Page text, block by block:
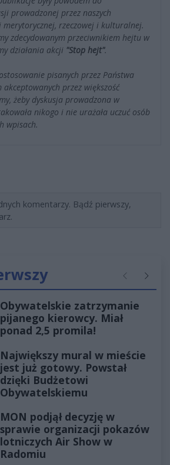
prowadzonej przez naszych
merytorycznej, rzeczowej i kulturalnej.
zdecydowanym przeciwnikiem hejtu w
działania akcji "Stop hejt".
pisanych przez Państwa
przez większość
żeby dyskusja prowadzona w
nikogo i nie urażała uczuć osób
wpisach.
komentarzy. Bądź pierwszy,
Poprzednie
Obywatelskie zatrzymanie
pijanego kierowcy. Miał
ponad 2,5 promila!
Największy mural w mieście
jest już gotowy. Powstał
dzięki Budżetowi
Obywatelskiemu
MON podjął decyzję w
sprawie organizacji pokazów
lotniczych Air Show w
Radomiu